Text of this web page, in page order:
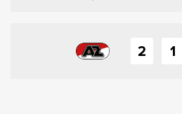
2 1